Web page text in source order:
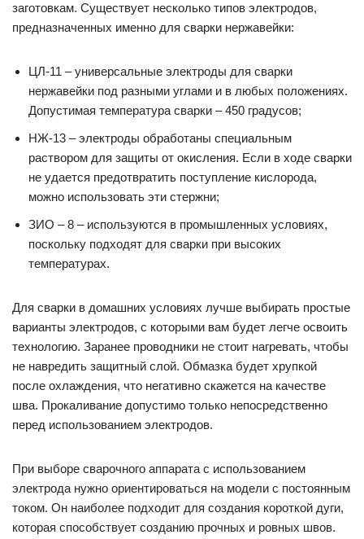
заготовкам. Существует несколько типов электродов,
предназначенных именно для сварки нержавейки:
ЦЛ-11 – универсальные электроды для сварки
нержавейки под разными углами и в любых положениях.
Допустимая температура сварки – 450 градусов;
НЖ-13 – электроды обработаны специальным
раствором для защиты от окисления. Если в ходе сварки
не удается предотвратить поступление кислорода,
можно использовать эти стержни;
ЗИО – 8 – используются в промышленных условиях,
поскольку подходят для сварки при высоких
температурах.
Для сварки в домашних условиях лучше выбирать простые
варианты электродов, с которыми вам будет легче освоить
технологию. Заранее проводники не стоит нагревать, чтобы
не навредить защитный слой. Обмазка будет хрупкой
после охлаждения, что негативно скажется на качестве
шва. Прокаливание допустимо только непосредственно
перед использованием электродов.
При выборе сварочного аппарата с использованием
электрода нужно ориентироваться на модели с постоянным
током. Он наиболее подходит для создания короткой дуги,
которая способствует созданию прочных и ровных швов.